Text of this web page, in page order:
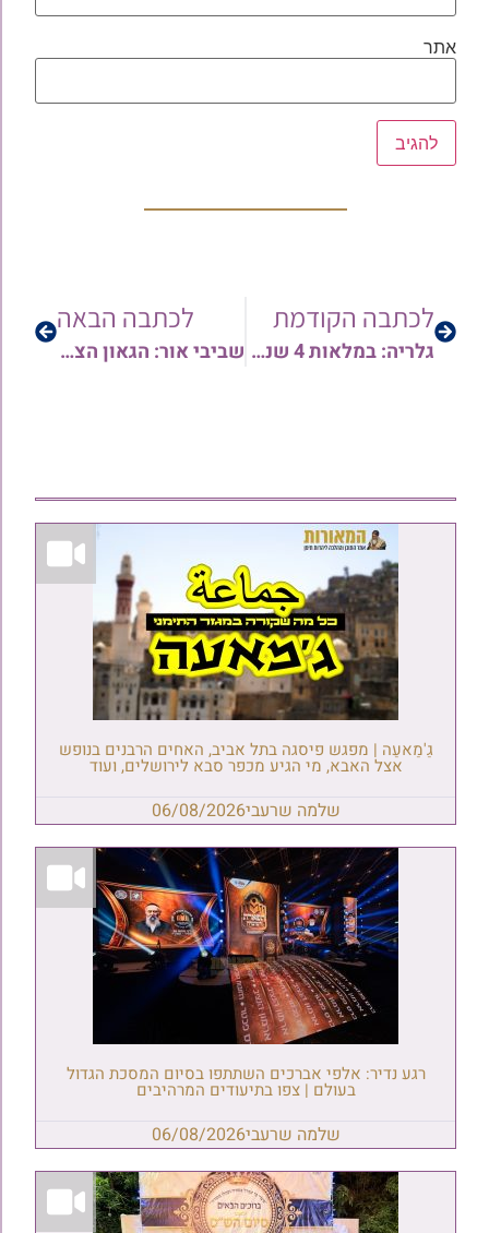
אתר
לכתבה הקודמת
גלריה: במלאות 4 שנים לפטירת הגאון רבי יצחק ישראל שרבאני זצ"ל ראש כולל ישועות יעקב י-ם | עצרת זכרון בהשתתפות הגרב"צ מוצפי וחתנו הגר"ע קורח שליט"א
לכתבה הבאה
שביבי אור: הגאון הצדיק רבינו סעדיה אלנדאף זצוק"ל • יריעה נרחבת במלאות 21 שנה לפטירתו
גַ'מַאעַה | מפגש פיסגה בתל אביב, האחים הרבנים בנופש
אצל האבא, מי הגיע מכפר סבא לירושלים, ועוד
שלמה שרעבי06/08/2026
רגע נדיר: אלפי אברכים השתתפו בסיום המסכת הגדול
בעולם | צפו בתיעודים המרהיבים
שלמה שרעבי06/08/2026